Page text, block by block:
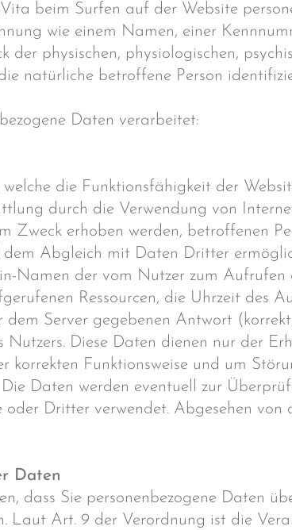
beim Surfen auf der Website
wie einem Namen, einer
physischen, physiologischen,
natürliche betroffene Person
Daten verarbeitet:
die Funktionsfähigkeit der
durch die Verwendung von
Zweck erhoben werden, betroffenen
Abgleich mit Daten Dritter
Namen der vom Nutzer zum Aufrufen
Ressourcen, die Uhrzeit des
Server gegebenen Antwort
Diese Daten dienen nur der
korrekten Funktionsweise und um
Daten werden eventuell zur
Dritter verwendet. Abgesehen
Daten
dass Sie personenbezogene Daten
Laut Art. 9 der Verordnung ist die